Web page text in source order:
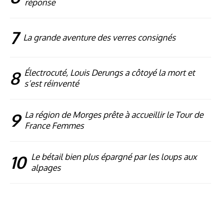
réponse
7 La grande aventure des verres consignés
8 Électrocuté, Louis Derungs a côtoyé la mort et
s’est réinventé
9 La région de Morges prête à accueillir le Tour de
France Femmes
10 Le bétail bien plus épargné par les loups aux
alpages